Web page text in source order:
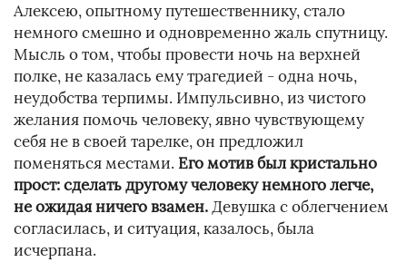
Алексею, опытному путешественнику, стало
немного смешно и одновременно жаль спутницу.
Мысль о том, чтобы провести ночь на верхней
полке, не казалась ему трагедией - одна ночь,
неудобства терпимы. Импульсивно, из чистого
желания помочь человеку, явно чувствующему
себя не в своей тарелке, он предложил
поменяться местами. Его мотив был кристально
прост: сделать другому человеку немного легче,
не ожидая ничего взамен.Девушка с облегчением
согласилась, и ситуация, казалось, была
исчерпана.